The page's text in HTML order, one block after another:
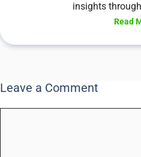
insights
Read
Leave a Comment